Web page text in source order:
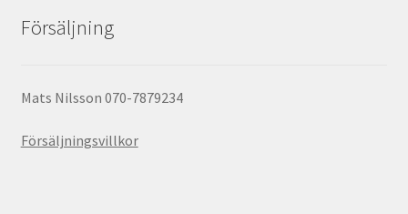
Försäljning
Mats Nilsson 070-7879234
Försäljningsvillkor